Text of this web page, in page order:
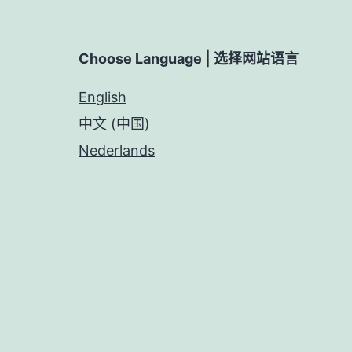
Choose Language | 选择网站语言
English
中文 (中国)
Nederlands